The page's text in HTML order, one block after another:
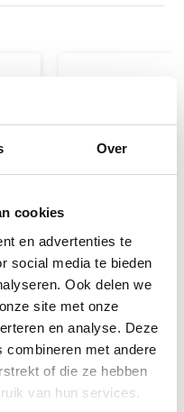
Over
cookies
en advertenties te
social media te bieden
Ook delen we
site met onze
en analyse. Deze
combineren met andere
of die ze hebben
van hun services.
x
Jersey Topper
Topper Taupe